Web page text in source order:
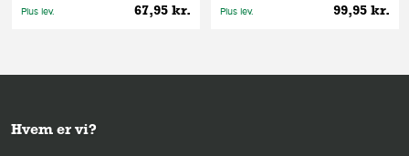
67,95 kr.
Plus lev. 99,95 kr.
Plus lev.
Hvem er vi?